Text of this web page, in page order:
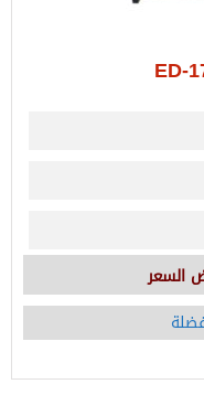
السعر